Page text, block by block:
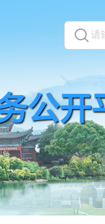
公开